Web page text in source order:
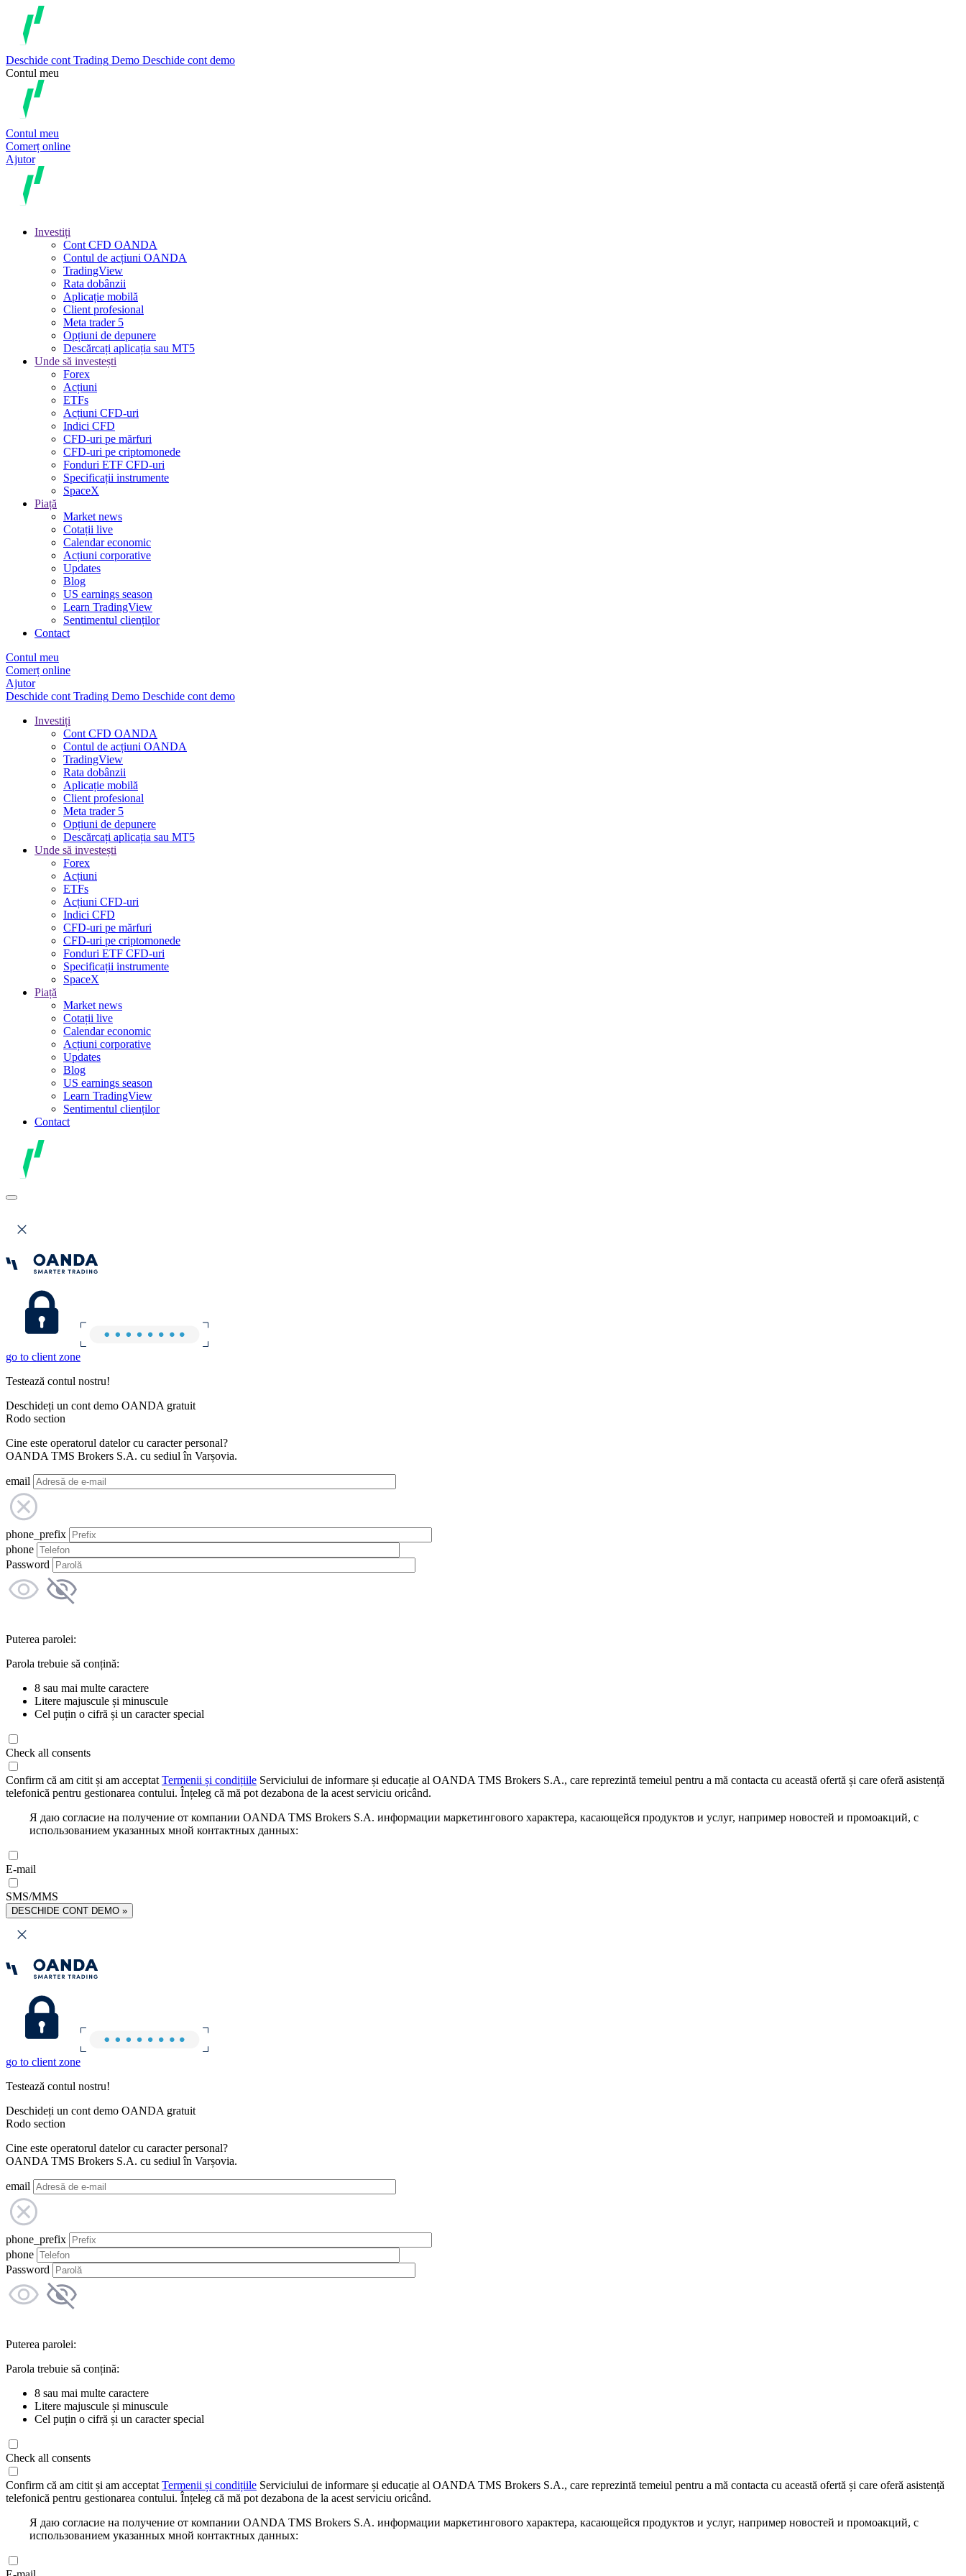
Deschide cont Trading Demo Deschide cont demo
Contul meu
Contul meu
Comerț online
Ajutor
Investiți
Cont CFD OANDA
Contul de acțiuni OANDA
TradingView
Rata dobânzii
Aplicație mobilă
Client profesional
Meta trader 5
Opțiuni de depunere
Descărcați aplicația sau MT5
Unde să investești
Forex
Acțiuni
ETFs
Acțiuni CFD-uri
Indici CFD
CFD-uri pe mărfuri
CFD-uri pe criptomonede
Fonduri ETF CFD-uri
Specificații instrumente
SpaceX
Piață
Market news
Cotații live
Calendar economic
Acțiuni corporative
Updates
Blog
US earnings season
Learn TradingView
Sentimentul clienților
Contact
Contul meu
Comerț online
Ajutor
Deschide cont Trading Demo Deschide cont demo
Investiți
Cont CFD OANDA
Contul de acțiuni OANDA
TradingView
Rata dobânzii
Aplicație mobilă
Client profesional
Meta trader 5
Opțiuni de depunere
Descărcați aplicația sau MT5
Unde să investești
Forex
Acțiuni
ETFs
Acțiuni CFD-uri
Indici CFD
CFD-uri pe mărfuri
CFD-uri pe criptomonede
Fonduri ETF CFD-uri
Specificații instrumente
SpaceX
Piață
Market news
Cotații live
Calendar economic
Acțiuni corporative
Updates
Blog
US earnings season
Learn TradingView
Sentimentul clienților
Contact
go to client zone
Testează contul nostru!
Deschideți un cont demo OANDA gratuit
Rodo section
Cine este operatorul datelor cu caracter personal?
OANDA TMS Brokers S.A. cu sediul în Varșovia.
email
phone_prefix
phone
Password
Puterea parolei:
Parola trebuie să conțină:
8 sau mai multe caractere
Litere majuscule și minuscule
Cel puțin o cifră și un caracter special
Check all consents
Confirm că am citit și am acceptat Termenii și condițiile Serviciului de informare și educație al OANDA TMS Brokers S.A., care reprezintă temeiul pentru a mă contacta cu această ofertă și care oferă asistență
telefonică pentru gestionarea contului. Înțeleg că mă pot dezabona de la acest serviciu oricând.
Я даю согласие на получение от компании OANDA TMS Brokers S.A. информации маркетингового характера, касающейся продуктов и услуг, например новостей и промоакций, с
использованием указанных мной контактных данных:
E-mail
SMS/MMS
DESCHIDE CONT DEMO »
go to client zone
Testează contul nostru!
Deschideți un cont demo OANDA gratuit
Rodo section
Cine este operatorul datelor cu caracter personal?
OANDA TMS Brokers S.A. cu sediul în Varșovia.
email
phone_prefix
phone
Password
Puterea parolei:
Parola trebuie să conțină:
8 sau mai multe caractere
Litere majuscule și minuscule
Cel puțin o cifră și un caracter special
Check all consents
Confirm că am citit și am acceptat Termenii și condițiile Serviciului de informare și educație al OANDA TMS Brokers S.A., care reprezintă temeiul pentru a mă contacta cu această ofertă și care oferă asistență
telefonică pentru gestionarea contului. Înțeleg că mă pot dezabona de la acest serviciu oricând.
Я даю согласие на получение от компании OANDA TMS Brokers S.A. информации маркетингового характера, касающейся продуктов и услуг, например новостей и промоакций, с
использованием указанных мной контактных данных: